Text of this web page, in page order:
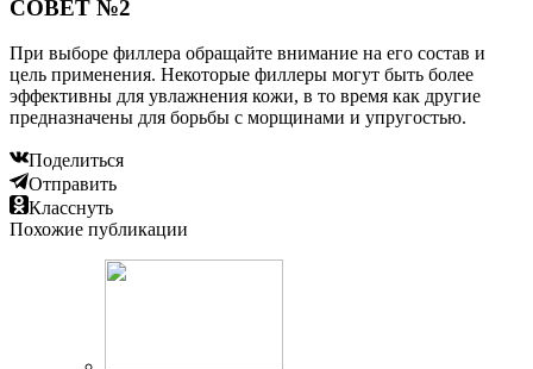
СОВЕТ №2
При выборе филлера обращайте внимание на его состав и
цель применения. Некоторые филлеры могут быть более
эффективны для увлажнения кожи, в то время как другие
предназначены для борьбы с морщинами и упругостью.
Поделиться
Отправить
Класснуть
Похожие публикации